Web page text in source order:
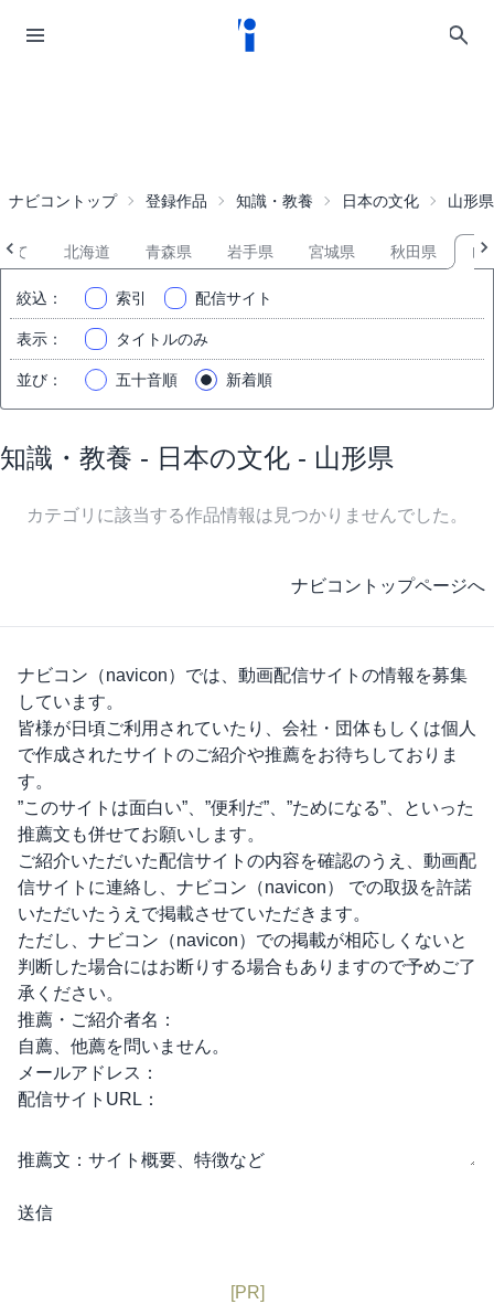
ナビコントップ 登録作品 知識・教養 日本の文化 山形県
て 北海道 青森県 岩手県 宮城県 秋田県 山
絞込 ： 索引 配信サイト
表示 ： タイトルのみ
並び ： 五十音順 新着順
知識・教養 - 日本の文化 - 山形県
カテゴリに該当する作品情報は見つかりませんでした。
ナビコントップページへ
ナビコン（navicon） では、動画配信サイトの情報を募集
しています。
皆様が日頃ご利用されていたり、会社・団体もしくは個人
で作成されたサイトのご紹介や推薦をお待ちしておりま
す。
”このサイトは面白い”、”便利だ”、”ためになる”、といった
推薦文も併せてお願いします。
ご紹介いただいた配信サイトの内容を確認のうえ、動画配
信サイトに連絡し、 ナビコン（navicon）
での取扱を許諾
いただいたうえで掲載させていただきます。
ただし、 ナビコン（navicon） での掲載が相応しくないと
判断した場合にはお断りする場合もありますので予めご了
承ください。
推薦・ご紹介者名：
自薦、他薦を問いません。
メールアドレス：
配信サイトURL：
推薦文： サイト概要、特徴など
[PR]